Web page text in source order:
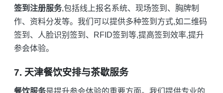
签到注册服务,包括线上报名系统、现场签到、胸牌制
作、资料分发等。我们可以提供多种签到方式,如二维码
签到、人脸识别签到、RFID签到等,提高签到效率,提升
参会体验。
7. 天津餐饮安排与茶歇服务